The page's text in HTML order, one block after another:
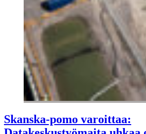
Skanska-pomo varoittaa: